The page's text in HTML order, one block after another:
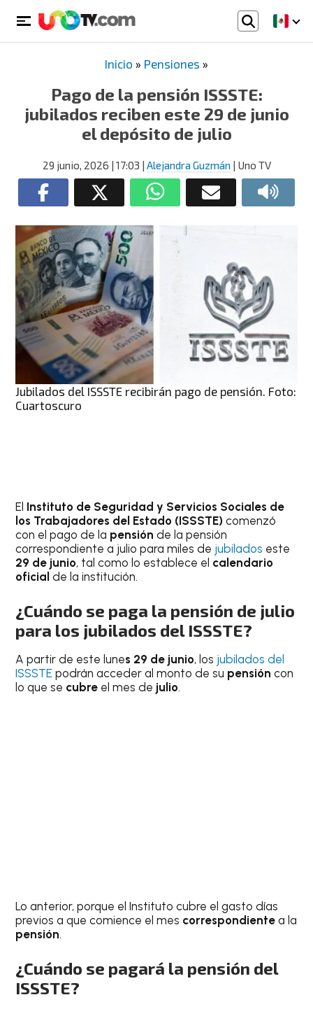
Inicio » Pensiones »
Pago de la pensión ISSSTE:
jubilados reciben este 29 de junio
el depósito de julio
29 junio, 2026 | 17:03 | Alejandra Guzmán | Uno TV
Jubilados del ISSSTE recibirán pago de pensión. Foto:
Cuartoscuro
El Instituto de Seguridad y Servicios Sociales de
los Trabajadores del Estado (ISSSTE)comenzó
con el pago de la pensiónde la pensión
correspondiente a julio para miles de jubilados este
29 de junio, tal como lo establece el calendario
oficialde la institución.
¿Cuándo se paga la pensión de julio
para los jubilados del ISSSTE?
A partir de este lunes 29 de junio, los jubilados del
ISSSTEpodrán acceder al monto de su pensióncon
lo que se cubre el mes de julio.
Lo anterior, porque el Instituto cubre el gasto días
previos a que comience el mes correspondientea la
pensión.
¿Cuándo se pagará la pensión del
ISSSTE?